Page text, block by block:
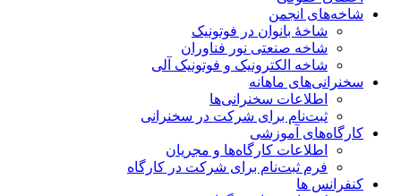
شاخه‌های انجمن
شاخۀ بانوان در فوتونیک
شاخه صنعتی نور فناوران
شاخه‌ الکترونیک و فوتونیک آلی
سخنرانی‌های ماهانه
اطلاعات سخنرانی‌‌ها
ثبت‌نام برای شرکت در سخنرانی
کارگاه‌های آموزشی
اطلاعات کارگاه‌ها و مجریان
فرم ثبت‌نام برای شرکت در کارگاه
کنفرانس ها